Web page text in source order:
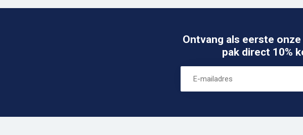
Ontvang als eerste
pak direct 10%